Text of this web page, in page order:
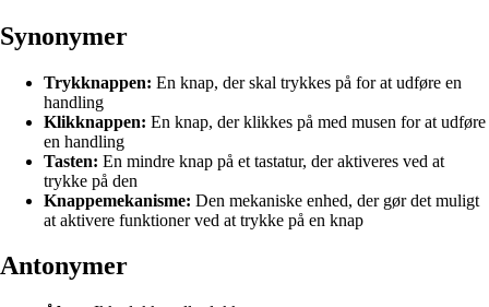
Synonymer
Trykknappen: En knap, der skal trykkes på for at udføre en
handling
Klikknappen: En knap, der klikkes på med musen for at udføre
en handling
Tasten: En mindre knap på et tastatur, der aktiveres ved at
trykke på den
Knappemekanisme: Den mekaniske enhed, der gør det muligt
at aktivere funktioner ved at trykke på en knap
Antonymer